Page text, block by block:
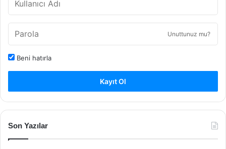
Unuttunuz mu?
Beni hatırla
Kayıt Ol
Son Yazılar